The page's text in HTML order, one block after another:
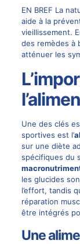
EN BREF La
aide à la
vieillissement.
des remèdes à
atténuer les
Une des clés
sportives est l’
sur une diète
spécifiques du
les glucides
l’effort, tandis
réparation
être intégrés
Une